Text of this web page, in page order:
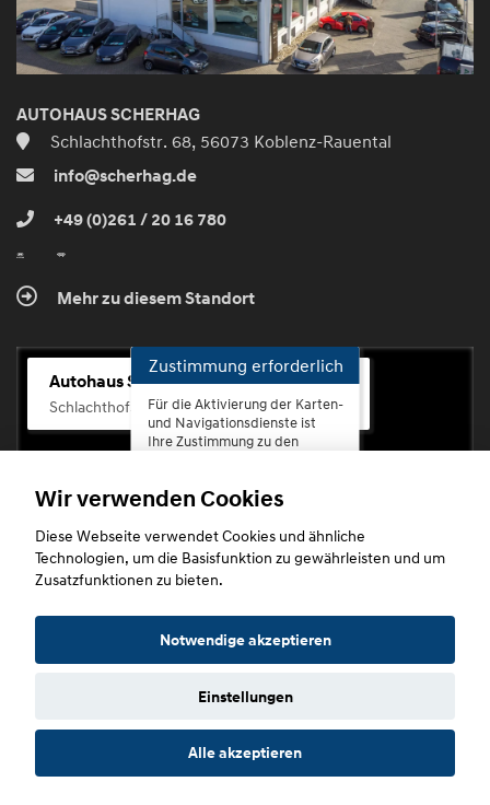
AUTOHAUS SCHERHAG
Schlachthofstr. 68, 56073 Koblenz-Rauental
info@scherhag.de
+49 (0)261 / 20 16 780
Mehr zu diesem Standort
Autohaus Scherhag
Schlachthofstr. 68, 56073 Koblenz-Rauental
Zustimmung erforderlich
Für die Aktivierung der Karten-
und Navigationsdienste ist
Ihre Zustimmung zu den
erforderlich.
Zustimmen
Copyright © 2026. Autohaus Scherhag
Datenschutz Impressum
Wir verwenden Cookies
Diese Webseite verwendet Cookies und ähnliche
Technologien, um die Basisfunktion zu gewährleisten und um
Zusatzfunktionen zu bieten.
Notwendige akzeptieren
Einstellungen
Alle akzeptieren